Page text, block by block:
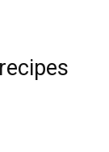
recipes